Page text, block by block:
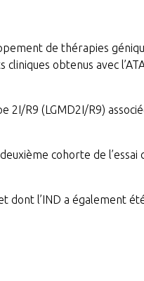
de thérapies
obtenus avec
R9 (LGMD2I/R9)
cohorte de l’essai
dont l’IND a également